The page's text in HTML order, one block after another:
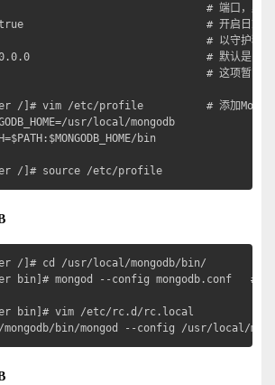
# 端口，默认
# 开启日志追
# 以守护程序
# 默认是
# 这项暂时不
/]# vim /etc/profile          # 添加
usr/local/mongodb
bin
/]# source /etc/profile
/]# cd /usr/local/mongodb/bin/
bin]# mongod --config mongodb.conf   # 启
bin]# vim /etc/rc.d/rc.local
bin/mongod --config /usr/local/